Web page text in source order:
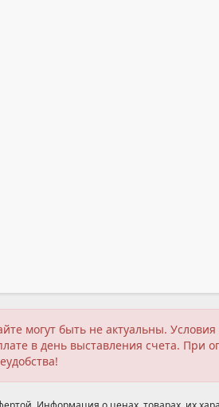
могут быть не актуальны.
в день выставления счета.